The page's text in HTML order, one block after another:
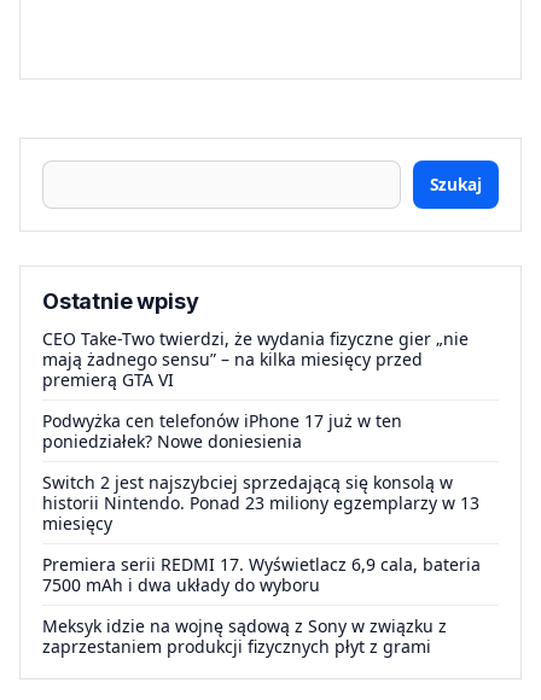
Szukaj
Ostatnie wpisy
CEO Take-Two twierdzi, że wydania fizyczne gier „nie
mają żadnego sensu” – na kilka miesięcy przed
premierą GTA VI
Podwyżka cen telefonów iPhone 17 już w ten
poniedziałek? Nowe doniesienia
Switch 2 jest najszybciej sprzedającą się konsolą w
historii Nintendo. Ponad 23 miliony egzemplarzy w 13
miesięcy
Premiera serii REDMI 17. Wyświetlacz 6,9 cala, bateria
7500 mAh i dwa układy do wyboru
Meksyk idzie na wojnę sądową z Sony w związku z
zaprzestaniem produkcji fizycznych płyt z grami